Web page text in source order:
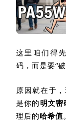
这里咱们得
码，而是要“破
原因就在于
是你的 明文密
理后的哈希值。